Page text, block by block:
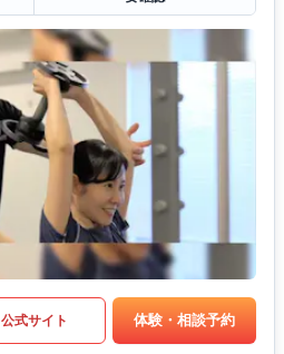
公式サイト 体験・相談予約